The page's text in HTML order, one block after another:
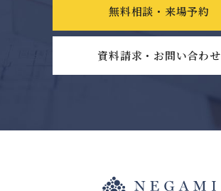
無料相談・来場予約
資料請求・お問い合わせ